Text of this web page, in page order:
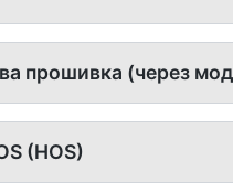
прошивка (через
(HOS)